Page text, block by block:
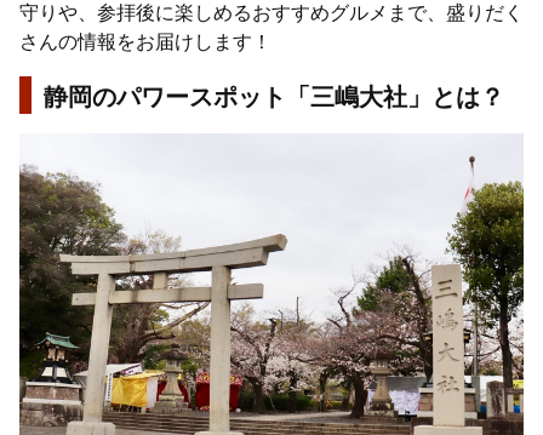
守りや、参拝後に楽しめるおすすめグルメまで、盛りだく
さんの情報をお届けします！
静岡のパワースポット「三嶋大社」とは？